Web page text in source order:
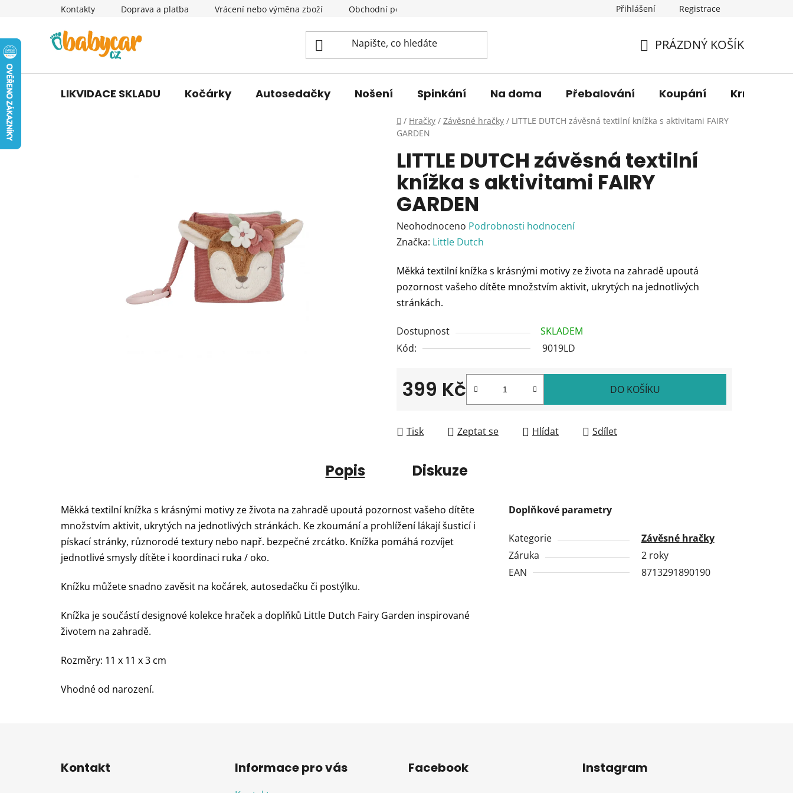
Kontakty Doprava a platba Vrácení nebo výměna zboží Obchodní podmínky Věrnostní sleva O nás
Přihlášení Registrace
KOŠÍK
PRÁZDNÝ KOŠÍK
LIKVIDACE SKLADU Kočárky Autosedačky Nošení Spinkání Na doma Přebalování Koupání Krmení
Domů
/ Hračky / Závěsné hračky / LITTLE DUTCH závěsná textilní knížka s aktivitami FAIRY
GARDEN
LITTLE DUTCH závěsná textilní
knížka s aktivitami FAIRY
GARDEN
Průměrné
hodnocení
je
0,0
z
hvězdiček.
Neohodnoceno Podrobnosti hodnocení
Značka: Little Dutch
Měkká textilní knížka s krásnými motivy ze života na zahradě upoutá
pozornost vašeho dítěte množstvím aktivit, ukrytých na jednotlivých
stránkách.
Dostupnost
SKLADEM
Kód:
9019LD
399 Kč DO KOŠÍKU
Tisk Zeptat se Hlídat Sdílet
Popis Diskuze
Měkká textilní knížka s krásnými motivy ze života na zahradě upoutá pozornost vašeho dítěte
množstvím aktivit, ukrytých na jednotlivých stránkách. Ke zkoumání a prohlížení lákají šusticí i
pískací stránky, různorodé textury nebo např. bezpečné zrcátko. Knížka pomáhá rozvíjet
jednotlivé smysly dítěte i koordinaci ruka / oko.
Knížku můžete snadno zavěsit na kočárek, autosedačku či postýlku.
Knížka je součástí designové kolekce hraček a doplňků Little Dutch Fairy Garden inspirované
životem na zahradě.
Rozměry: 11 x 11 x 3 cm
Vhodné od narození.
Doplňkové parametry
Kategorie
Závěsné hračky
Záruka
2 roky
EAN
8713291890190
Kontakt Informace pro vás Facebook Instagram